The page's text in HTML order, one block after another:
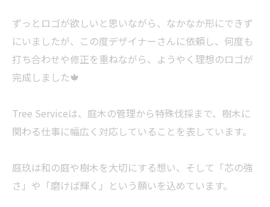
ずっとロゴが欲しいと思いながら、なかなか形にできず
にいましたが、この度デザイナーさんに依頼し、何度も
打ち合わせや修正を重ねながら、ようやく理想のロゴが
完成しました🍁
Tree Serviceは、庭木の管理から特殊伐採まで、樹木に
関わる仕事に幅広く対応していることを表しています。
庭玖は和の庭や樹木を大切にする想い、そして「芯の強
さ」や「磨けば輝く」という願いを込めています。